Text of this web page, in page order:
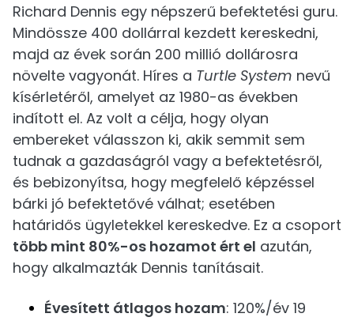
Richard Dennis egy népszerű befektetési guru.
Mindössze 400 dollárral kezdett kereskedni,
majd az évek során 200 millió dollárosra
növelte vagyonát. Híres a Turtle System nevű
kísérletéről, amelyet az 1980-as években
indított el. Az volt a célja, hogy olyan
embereket válasszon ki, akik semmit sem
tudnak a gazdaságról vagy a befektetésről,
és bebizonyítsa, hogy megfelelő képzéssel
bárki jó befektetővé válhat; esetében
határidős ügyletekkel kereskedve. Ez a csoport
több mint 80%-os hozamot ért el azután,
hogy alkalmazták Dennis tanításait.
Évesített átlagos hozam: 120%/év 19